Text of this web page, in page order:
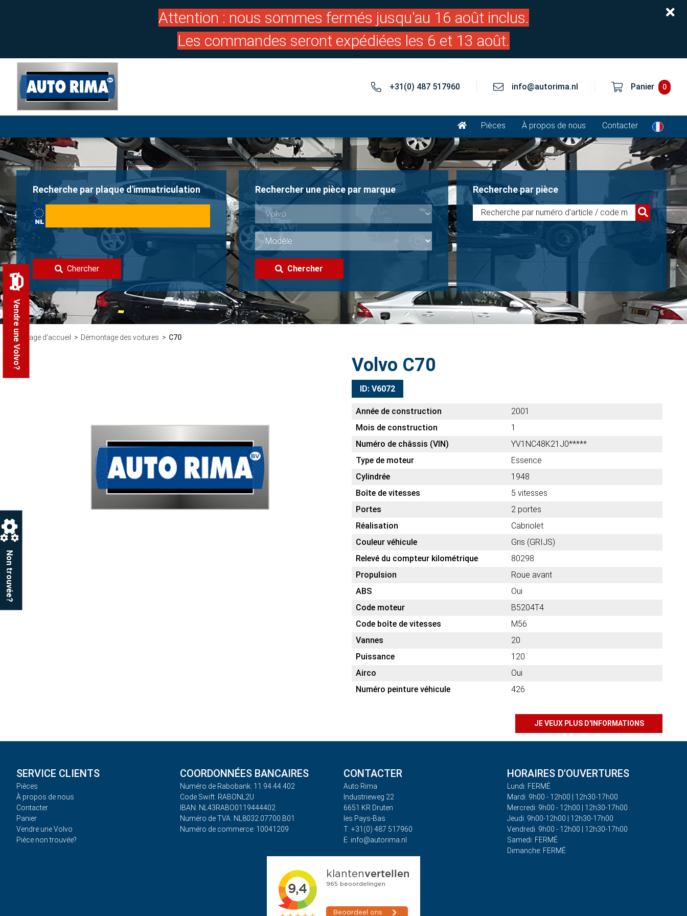
Attention : nous sommes fermés jusqu'au 16 août inclus.
Les commandes seront expédiées les 6 et 13 août.
+31(0) 487 517960 info@autorima.nl Panier 0
Pièces À propos de nous Contacter
Recherche par plaque d'immatriculation
Chercher
Rechercher une pièce par marque
Chercher
Recherche par pièce
Page d'accueil Démontage des voitures C70
Volvo C70
ID: V6072
Année de construction
2001
Mois de construction
1
Numéro de châssis (VIN)
YV1NC48K21J0*****
Type de moteur
Essence
Cylindrée
1948
Boîte de vitesses
5 vitesses
Portes
2 portes
Réalisation
Cabriolet
Couleur véhicule
Gris (GRIJS)
Relevé du compteur kilométrique
80298
Propulsion
Roue avant
ABS
Oui
Code moteur
B5204T4
Code boîte de vitesses
M56
Vannes
20
Puissance
120
Airco
Oui
Numéro peinture véhicule
426
JE VEUX PLUS D'INFORMATIONS
SERVICE CLIENTS
Pièces
À propos de nous
Contacter
Panier
Vendre une Volvo
Pièce non trouvée?
COORDONNÉES BANCAIRES
Numéro de Rabobank: 11.94.44.402
Code Swift: RABONL2U
IBAN: NL43RABO0119444402
Numéro de TVA: NL8032.07700.B01
Numéro de commerce: 10041209
CONTACTER
Auto Rima
Industrieweg 22
6651 KR Druten
les Pays-Bas
T: +31(0) 487 517960
E: info@autorima.nl
HORAIRES D'OUVERTURES
Lundi: FERMÉ
Mardi: 9h00 - 12h00 | 12h30-17h00
Mercredi: 9h00 - 12h00 | 12h30-17h00
Jeudi: 9h00-12h00 | 12h30-17h00
Vendredi: 9h00 - 12h00 | 12h30-17h00
Samedi: FERMÉ
Dimanche: FERMÉ
Vendre une Volvo?
Non trouvée?